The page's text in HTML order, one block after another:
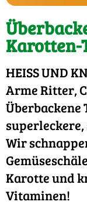
Karotten-
HEISS UND
Arme Ritter,
Überbackene
Wir
Karotte und
Vitaminen!